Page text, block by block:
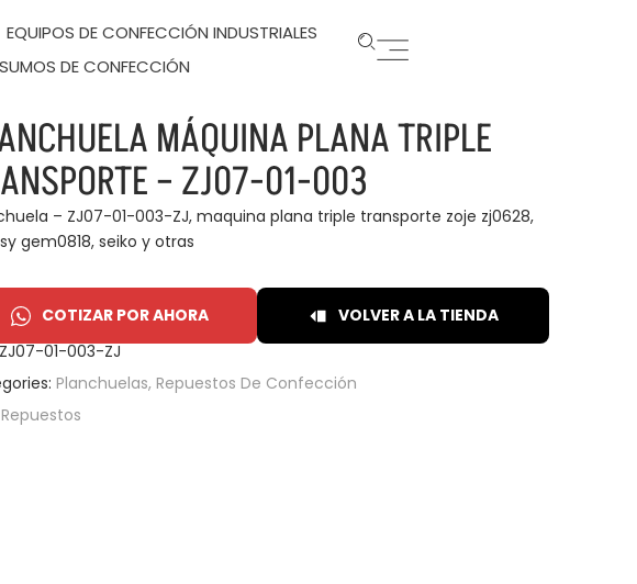
EQUIPOS DE CONFECCIÓN INDUSTRIALES
DE CONFECCIÓN
MÁQUINA PLANA TRIPLE
– ZJ07-01-003
– ZJ07-01-003-ZJ, maquina plana triple transporte zoje zj0628,
gem0818, seiko y otras
COTIZAR POR AHORA
VOLVER A LA TIENDA
ZJ07-01-003-ZJ
Planchuelas,Repuestos De Confección
Repuestos